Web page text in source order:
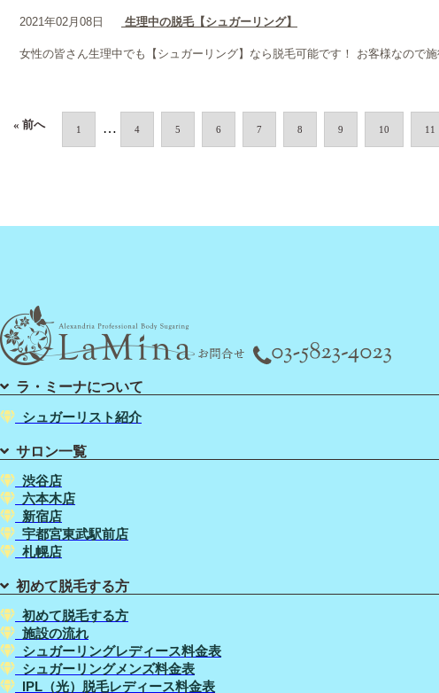
2021年02月08日 生理中の脱毛【シュガーリング】
女性の皆さん生理中でも【シュガーリング】なら脱毛可能です！ お客様なので
« 前へ 1 … 4 5 6 7 8 9 10 11
ラ・ミーナについて
シュガーリスト紹介
サロン一覧
渋谷店
六本木店
新宿店
宇都宮東武駅前店
札幌店
初めて脱毛する方
初めて脱毛する方
施設の流れ
シュガーリングレディース料金表
シュガーリングメンズ料金表
IPL（光）脱毛レディース料金表